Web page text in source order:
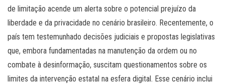
de limitação acende um alerta sobre o potencial prejuízo da
liberdade e da privacidade no cenário brasileiro. Recentemente, o
país tem testemunhado decisões judiciais e propostas legislativas
que, embora fundamentadas na manutenção da ordem ou no
combate à desinformação, suscitam questionamentos sobre os
limites da intervenção estatal na esfera digital. Esse cenário inclui